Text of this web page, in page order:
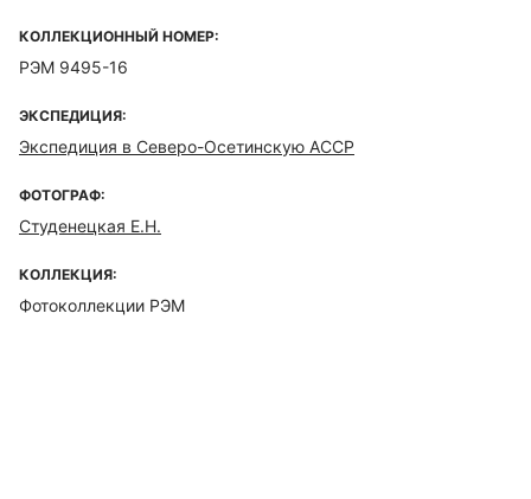
КОЛЛЕКЦИОННЫЙ НОМЕР:
РЭМ 9495-16
ЭКСПЕДИЦИЯ:
Экспедиция в Северо-Осетинскую АССР
ФОТОГРАФ:
Студенецкая Е.Н.
КОЛЛЕКЦИЯ:
Фотоколлекции РЭМ